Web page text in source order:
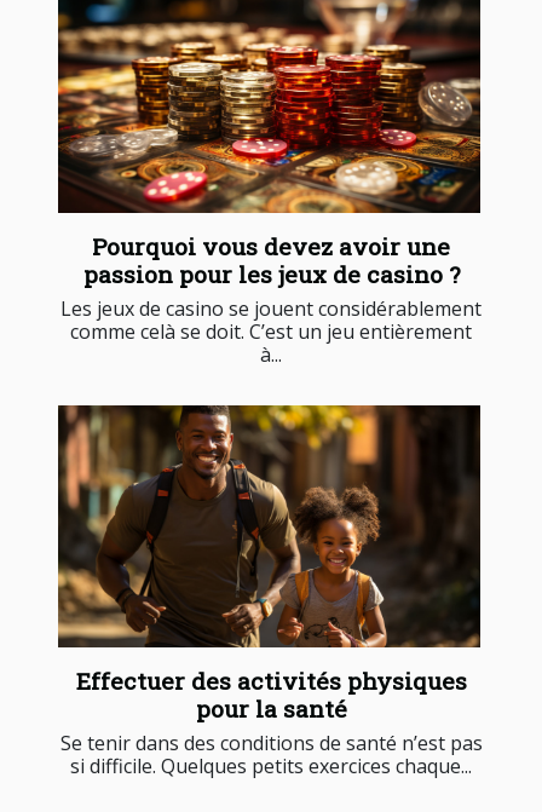
Pourquoi vous devez avoir une
passion pour les jeux de casino ?
Les jeux de casino se jouent considérablement
comme celà se doit. C’est un jeu entièrement
à...
Effectuer des activités physiques
pour la santé
Se tenir dans des conditions de santé n’est pas
si difficile. Quelques petits exercices chaque...